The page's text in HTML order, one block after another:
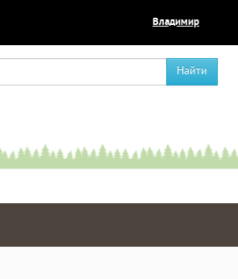
Владимир
Найти